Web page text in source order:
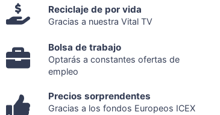
Reciclaje de por vida
Gracias a nuestra Vital TV
Bolsa de trabajo
Optarás a constantes ofertas de
empleo
Precios sorprendentes
Gracias a los fondos Europeos ICEX